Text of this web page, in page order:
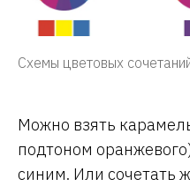
Схемы цветовых
Можно взять
подтоном
синим. Или сочетать